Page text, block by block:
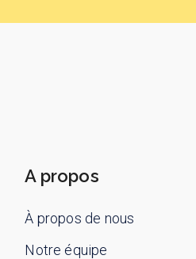
A propos
À propos de nous
Notre équipe